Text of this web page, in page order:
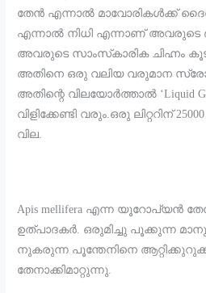
തേൻ എന്നാൽ മാവോരികൾക്ക്
എന്നാൽ നിധി എന്നാണ് അവരുടെ
അവരുടെ സാംസ്‌കാരിക ചിഹ്നം
അതിനെ ഒരു വലിയ വരുമാന
അതിന്റെ വിലയോർത്താൽ ‘Liquid
വിളിക്കേണ്ടി വരും.ഒരു ലിറ്ററിന്
വില.
Apis mellifera എന്ന യൂറോപ്യൻ
ഉത്പാദകർ. ഒരുമിച്ചു പൂക്കുന്ന
നുകരുന്ന പൂന്തേനിനെ
തേനാക്കിമാറ്റുന്നു.